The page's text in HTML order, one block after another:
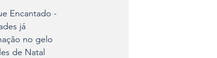
Encantado -
já
no gelo
de Natal